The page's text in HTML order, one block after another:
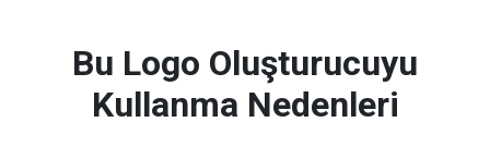
Bu Logo Oluşturucuyu
Kullanma Nedenleri